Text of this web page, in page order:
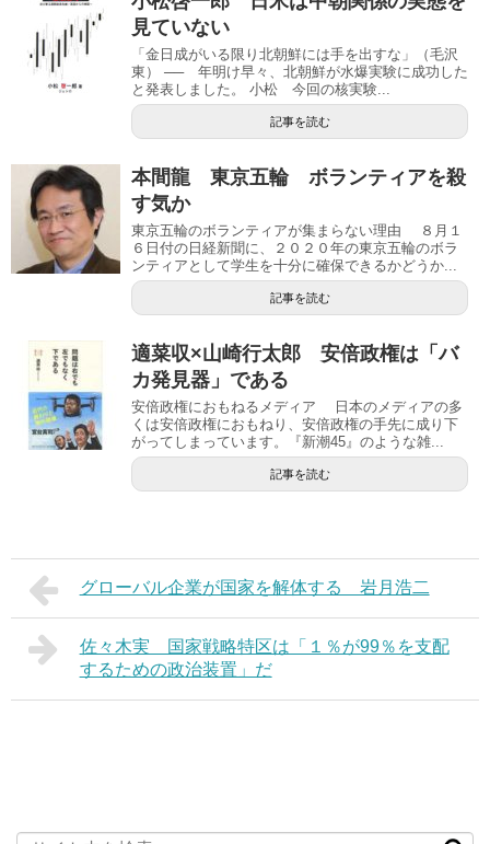
見ていない
「金日成がいる限り北朝鮮には手を出すな」（毛沢
東） ── 年明け早々、北朝鮮が水爆実験に成功した
と発表しました。 小松 今回の核実験...
記事を読む
本間龍 東京五輪 ボランティアを殺
す気か
東京五輪のボランティアが集まらない理由 ８月１
６日付の日経新聞に、２０２０年の東京五輪のボラ
ンティアとして学生を十分に確保できるかどうか...
記事を読む
適菜収×山崎行太郎 安倍政権は「バ
カ発見器」である
安倍政権におもねるメディア 日本のメディアの多
くは安倍政権におもねり、安倍政権の手先に成り下
がってしまっています。『新潮45』のような雑...
記事を読む
グローバル企業が国家を解体する 岩月浩二
佐々木実 国家戦略特区は「１％が99％を支配
するための政治装置」だ